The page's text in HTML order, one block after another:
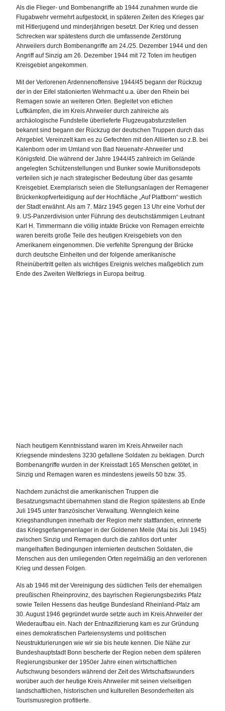
Als die Flieger- und Bombenangriffe ab 1944 zunahmen wurde die
Flugabwehr vermehrt aufgestockt, in späteren Zeiten des Krieges gar
mit Hitlerjugend und minderjährigen besetzt. Der Krieg und dessen
Schrecken war spätestens durch die umfassende Zerstörung
Ahrweilers durch Bombenangriffe am 24./25. Dezember 1944 und den
Angriff auf Sinzig am 26. Dezember 1944 mit 72 Toten im heutigen
Kreisgebiet angekommen.
Mit der Verlorenen Ardennenoffensive 1944/45 begann der Rückzug
der in der Eifel stationierten Wehrmacht u.a. über den Rhein bei
Remagen sowie an weiteren Orten. Begleitet von etlichen
Luftkämpfen, die im Kreis Ahrweiler durch zahlreiche als
archäologische Fundstelle überlieferte Flugzeugabsturzstellen
bekannt sind begann der Rückzug der deutschen Truppen durch das
Ahrgebiet. Vereinzelt kam es zu Gefechten mit den Alliierten so z.B. bei
Kalenborn oder im Umland von Bad Neuenahr-Ahrweiler und
Königsfeld. Die während der Jahre 1944/45 zahlreich im Gelände
angelegten Schützenstellungen und Bunker sowie Munitionsdepots
verteilen sich je nach strategischer Bedeutung über das gesamte
Kreisgebiet. Exemplarisch seien die Stellungsanlagen der Remagener
Brückenkopfverteidigung auf der Hochfläche „Auf Plattborn“ westlich
der Stadt erwähnt. Als am 7. März 1945 gegen 13 Uhr eine Vorhut der
9. US-Panzerdivision unter Führung des deutschstämmigen Leutnant
Karl H. Timmermann die völlig intakte Brücke von Remagen erreichte
waren bereits große Teile des heutigen Kreisgebiets von den
Amerikanern eingenommen. Die verfehlte Sprengung der Brücke
durch deutsche Einheiten und der folgende amerikanische
Rheinübertritt gelten als wichtiges Ereignis welches maßgeblich zum
Ende des Zweiten Weltkriegs in Europa beitrug.
Nach heutigem Kenntnisstand waren im Kreis Ahrweiler nach
Kriegsende mindestens 3230 gefallene Soldaten zu beklagen. Durch
Bombenangriffe wurden in der Kreisstadt 165 Menschen getötet, in
Sinzig und Remagen waren es mindestens jeweils 50 bzw. 35.
Nachdem zunächst die amerikanischen Truppen die
Besatzungsmacht übernahmen stand die Region spätestens ab Ende
Juli 1945 unter französischer Verwaltung. Wenngleich keine
Kriegshandlungen innerhalb der Region mehr stattfanden, erinnerte
das Kriegsgefangenenlager in der Goldenen Meile (Mai bis Juli 1945)
zwischen Sinzig und Remagen durch die zahllos dort unter
mangelhaften Bedingungen internierten deutschen Soldaten, die
Menschen aus den umliegenden Orten regelmäßig an den verlorenen
Krieg und dessen Folgen.
Als ab 1946 mit der Vereinigung des südlichen Teils der ehemaligen
preußischen Rheinprovinz, des bayrischen Regierungsbezirks Pfalz
sowie Teilen Hessens das heutige Bundesland Rheinland-Pfalz am
30. August 1946 gegründet wurde setzte auch im Kreis Ahrweiler der
Wiederaufbau ein. Nach der Entnazifizierung kam es zur Gründung
eines demokratischen Parteiensystems und politischen
Neustrukturierungen wie wir sie bis heute kennen. Die Nähe zur
Bundeshauptstadt Bonn bescherte der Region neben dem späteren
Regierungsbunker der 1950er Jahre einen wirtschaftlichen
Aufschwung besonders während der Zeit des Wirtschaftswunders
worüber auch der heutige Kreis Ahrweiler mit seinen vielseitigen
landschaftlichen, historischen und kulturellen Besonderheiten als
Tourismusregion profitierte.